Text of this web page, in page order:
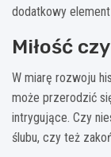
dodatkowy
Miłość
W miarę rozwoju
może przerodzić
intrygujące. Czy
ślubu, czy też